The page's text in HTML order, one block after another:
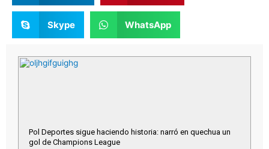
Skype WhatsApp
Pol Deportes sigue haciendo historia: narró en quechua un
gol de Champions League